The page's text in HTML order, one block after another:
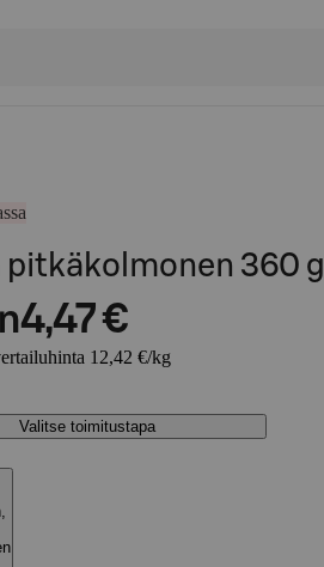
pitkäkolmonen 360 g
4,47 €
12,42 €/kg
Valitse toimitustapa